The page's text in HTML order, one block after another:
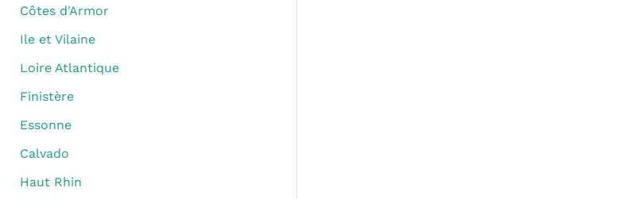
Côtes d'Armor
Ile et Vilaine
Loire Atlantique
Finistère
Essonne
Calvado
Haut Rhin